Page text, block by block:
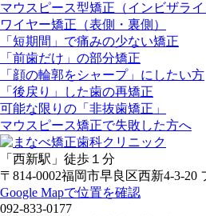
マウスピース型矯正（インビザライ
ワイヤー矯正（表側・裏側）
「短期間」で痛みの少ない矯正
「前歯だけ」の部分矯正
「顔の輪郭をシャープ」にしたい方
「後戻り」した歯の再矯正
可能な限りの「非抜歯矯正」
マウスピース矯正で失敗した方へ
「西新駅」徒歩１分
〒814-0002福岡市早良区西新4-3-20
Google Mapで位置を確認
092-833-0177